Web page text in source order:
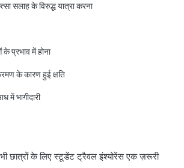
सलाह के विरुद्ध यात्रा करना
प्रभाव में होना
के कारण हुई क्षति
में भागीदारी
छात्रों के लिए स्टूडेंट ट्रैवल इंश्योरेंस एक ज़रूरी